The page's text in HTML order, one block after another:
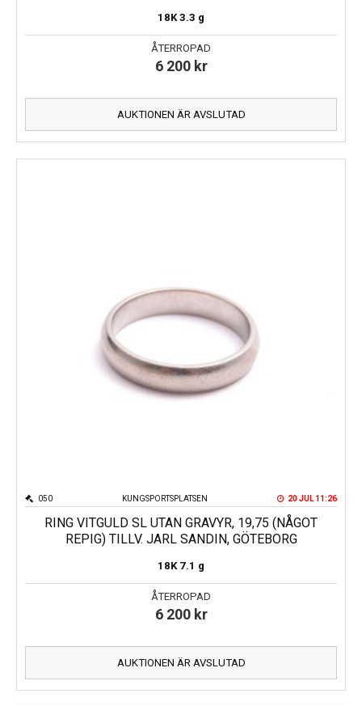
18K 3.3 g
ÅTERROPAD
6 200 kr
AUKTIONEN ÄR AVSLUTAD
KUNGSPORTSPLATSEN
050 20 JUL 11:26
RING VITGULD SL UTAN GRAVYR, 19,75 (NÅGOT
REPIG) TILLV. JARL SANDIN, GÖTEBORG
18K 7.1 g
ÅTERROPAD
6 200 kr
AUKTIONEN ÄR AVSLUTAD